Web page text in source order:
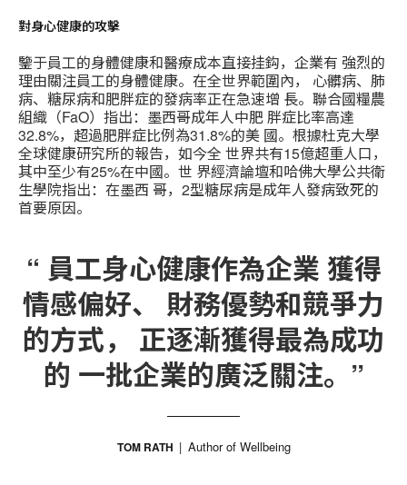
對身心健康的攻擊
鑒于員工的身體健康和醫療成本直接挂鈎，企業有 強烈的
理由關注員工的身體健康。在全世界範圍內， 心髒病、肺
病、糖尿病和肥胖症的發病率正在急速增 長。聯合國糧農
組織（FaO）指出：墨西哥成年人中肥 胖症比率高達
32.8%，超過肥胖症比例為31.8%的美 國。根據杜克大學
全球健康研究所的報告，如今全 世界共有15億超重人口，
其中至少有25%在中國。世 界經濟論壇和哈佛大學公共衛
生學院指出：在墨西 哥，2型糖尿病是成年人發病致死的
首要原因。
“ 員工身心健康作為企業 獲得
情感偏好、 財務優勢和競爭力
的方式， 正逐漸獲得最為成功
的 一批企業的廣泛關注。”
TOM RATH Author of Wellbeing